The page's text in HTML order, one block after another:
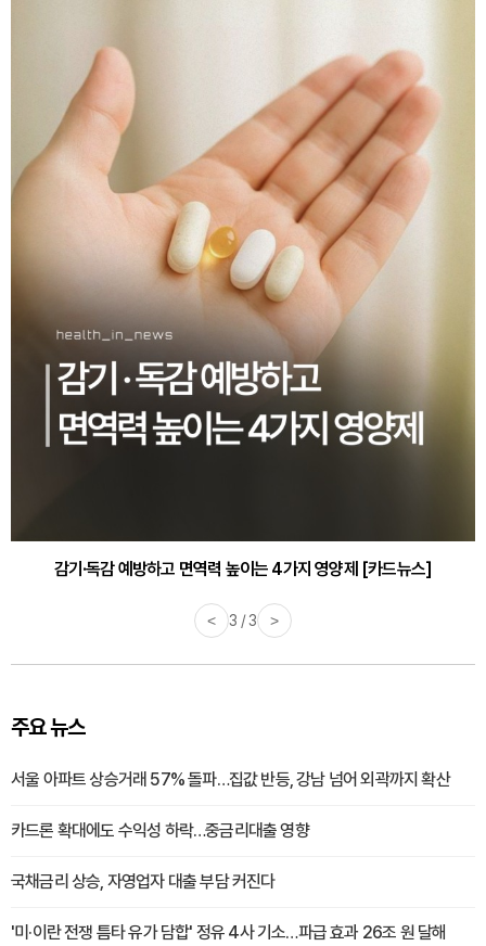
감기·독감 예방하고 면역력 높이는 4가지 영양제 [카드뉴스]
< 3 / 3 >
주요 뉴스
서울 아파트 상승거래 57% 돌파…집값 반등, 강남 넘어 외곽까지 확산
카드론 확대에도 수익성 하락…중금리대출 영향
국채금리 상승, 자영업자 대출 부담 커진다
'미·이란 전쟁 틈타 유가 담합' 정유 4사 기소…파급 효과 26조 원 달해